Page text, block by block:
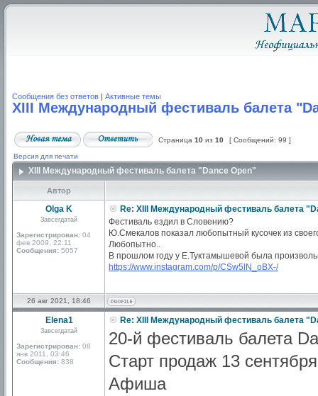
Сообщения без ответов | Активные темы
XIII Международный фестиваль балета
Страница 10 из 10 [ Сообщений: 99 ]
Версия для печати
XIII Международный фестиваль балета "Dance Open"
Автор
Olga K
Завсегдатай
Зарегистрирован: 04
фев 2009, 22:11
Сообщения: 5057
Re: XIII Международный фестиваль балета
Фестиваль ездил в Словению?
Ю.Смекалов показал любопытный кусочек из
Любопытно..
В прошлом году у Е.Туктамышевой была
https://www.instagram.com/p/CSw5lN_oBX-/
26 авг 2021, 18:46
Elena1
Завсегдатай
Зарегистрирован: 08
янв 2011, 03:46
Сообщения: 838
Re: XIII Международный фестиваль балета
20-й фестиваль балета
Старт продаж 13
Афиша